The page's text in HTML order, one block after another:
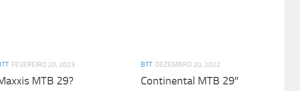
FEVEREIRO 20, 2023
MTB 29?
BTT DEZEMBRO 20, 2022
Continental MTB 29″